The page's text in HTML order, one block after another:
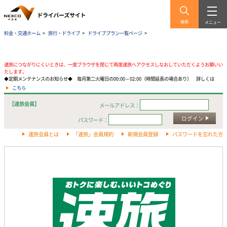
検索 メニュー
料金・交通ホーム > 旅行・ドライブ > ドライブプラン一覧ページ >
速旅につながりにくいときは、一度ブラウザを閉じて再度速旅へアクセスしなおしていただくようお願いい
たします。
◆定期メンテナンスのお知らせ◆ 毎月第二火曜日の00:00～02:00（時間延長の場合あり） 詳しくは
こちら
【速旅会員】
メールアドレス：
パスワード：
ログイン
速旅会員とは 「速旅」会員規約 新規会員登録 パスワードを忘れた方